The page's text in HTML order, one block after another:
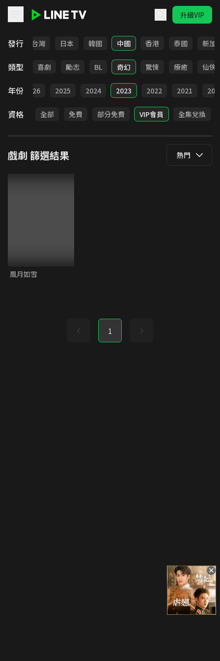
升級VIP
發行
全部 台灣 日本 韓國 中國 香港 泰國 新加
類型
懸疑 喜劇 勵志 BL 奇幻 驚悚 療癒 仙俠
年份
部 2026 2025 2024 2023 2022 2021
資格 全部 免費 部分免費 VIP會員 全集兌換
戲劇 篩選結果 熱門
風月如雪
1